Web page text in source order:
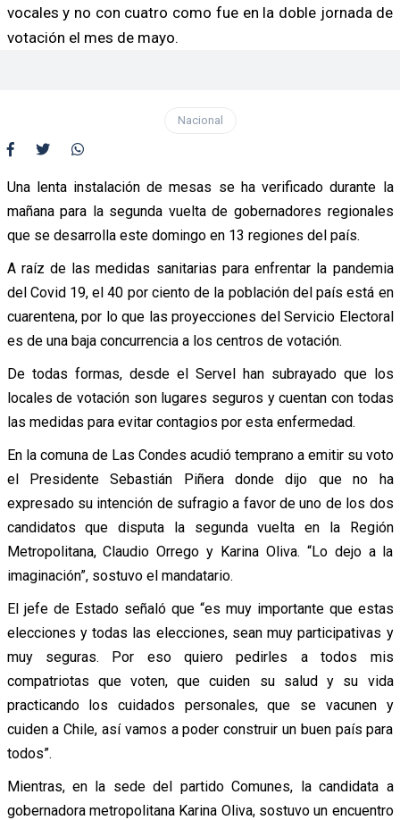
vocales y no con cuatro como fue en la doble jornada de
votación el mes de mayo.
Nacional
Una lenta instalación de mesas se ha verificado durante la
mañana para la segunda vuelta de gobernadores regionales
que se desarrolla este domingo en 13 regiones del país.
A raíz de las medidas sanitarias para enfrentar la pandemia
del Covid 19, el 40 por ciento de la población del país está en
cuarentena, por lo que las proyecciones del Servicio Electoral
es de una baja concurrencia a los centros de votación.
De todas formas, desde el Servel han subrayado que los
locales de votación son lugares seguros y cuentan con todas
las medidas para evitar contagios por esta enfermedad.
En la comuna de Las Condes acudió temprano a emitir su voto
el Presidente Sebastián Piñera donde dijo que no ha
expresado su intención de sufragio a favor de uno de los dos
candidatos que disputa la segunda vuelta en la Región
Metropolitana, Claudio Orrego y Karina Oliva. “Lo dejo a la
imaginación”, sostuvo el mandatario.
El jefe de Estado señaló que “es muy importante que estas
elecciones y todas las elecciones, sean muy participativas y
muy seguras. Por eso quiero pedirles a todos mis
compatriotas que voten, que cuiden su salud y su vida
practicando los cuidados personales, que se vacunen y
cuiden a Chile, así vamos a poder construir un buen país para
todos”.
Mientras, en la sede del partido Comunes, la candidata a
gobernadora metropolitana Karina Oliva, sostuvo un encuentro